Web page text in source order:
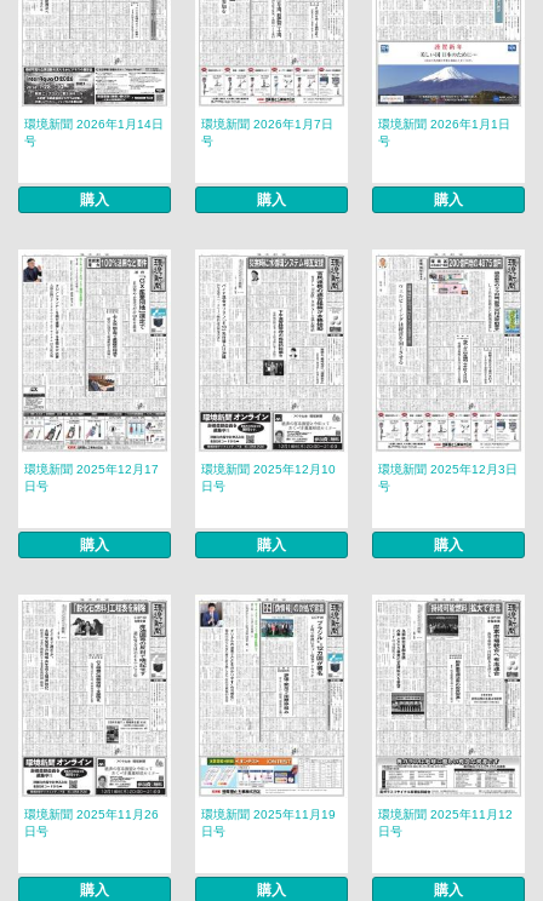
環境新聞 2026年1月14日
号
購入
環境新聞 2026年1月7日
号
購入
環境新聞 2026年1月1日
号
購入
環境新聞 2025年12月17
日号
購入
環境新聞 2025年12月10
日号
購入
環境新聞 2025年12月3日
号
購入
環境新聞 2025年11月26
日号
購入
環境新聞 2025年11月19
日号
購入
環境新聞 2025年11月12
日号
購入